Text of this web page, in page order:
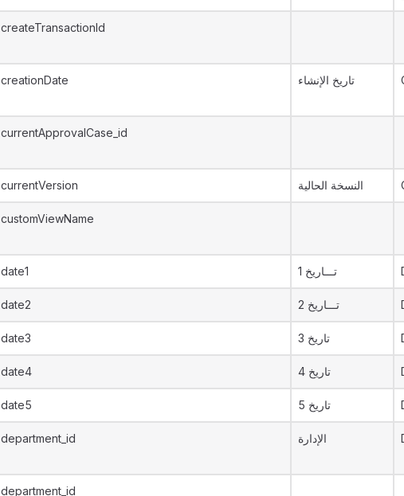
createTransactionId
creationDate تاريخ الإنشاء
currentApprovalCase_id
currentVersion النسخة الحالية
customViewName
date1 تـــاريخ 1
date2 تـــاريخ 2
date3 تاريخ 3
date4 تاريخ 4
date5 تاريخ 5
department_id الإدارة
department_id